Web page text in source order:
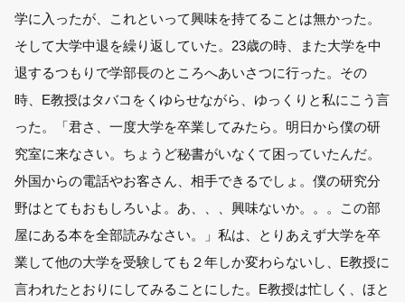
学に入ったが、これといって興味を持てることは無かった。
そして大学中退を繰り返していた。23歳の時、また大学を中
退するつもりで学部長のところへあいさつに行った。その
時、E教授はタバコをくゆらせながら、ゆっくりと私にこう言
った。「君さ、一度大学を卒業してみたら。明日から僕の研
究室に来なさい。ちょうど秘書がいなくて困っていたんだ。
外国からの電話やお客さん、相手できるでしょ。僕の研究分
野はとてもおもしろいよ。あ、、、興味ないか。。。この部
屋にある本を全部読みなさい。」私は、とりあえず大学を卒
業して他の大学を受験しても２年しか変わらないし、E教授に
言われたとおりにしてみることにした。E教授は忙しく、ほと